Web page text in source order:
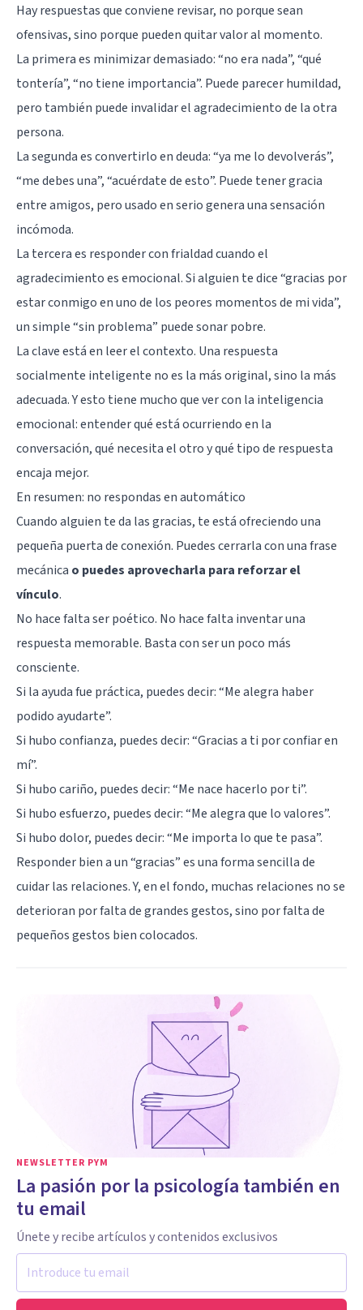
Hay respuestas que conviene revisar, no porque sean
ofensivas, sino porque pueden quitar valor al momento.
La primera es minimizar demasiado: “no era nada”, “qué
tontería”, “no tiene importancia”. Puede parecer humildad,
pero también puede invalidar el agradecimiento de la otra
persona.
La segunda es convertirlo en deuda: “ya me lo devolverás”,
“me debes una”, “acuérdate de esto”. Puede tener gracia
entre amigos, pero usado en serio genera una sensación
incómoda.
La tercera es responder con frialdad cuando el
agradecimiento es emocional. Si alguien te dice “gracias por
estar conmigo en uno de los peores momentos de mi vida”,
un simple “sin problema” puede sonar pobre.
La clave está en leer el contexto. Una respuesta
socialmente inteligente no es la más original, sino la más
adecuada. Y esto tiene mucho que ver con la inteligencia
emocional: entender qué está ocurriendo en la
conversación, qué necesita el otro y qué tipo de respuesta
encaja mejor.
En resumen: no respondas en automático
Cuando alguien te da las gracias, te está ofreciendo una
pequeña puerta de conexión. Puedes cerrarla con una frase
mecánica o puedes aprovecharla para reforzar el
vínculo.
No hace falta ser poético. No hace falta inventar una
respuesta memorable. Basta con ser un poco más
consciente.
Si la ayuda fue práctica, puedes decir: “Me alegra haber
podido ayudarte”.
Si hubo confianza, puedes decir: “Gracias a ti por confiar en
mí”.
Si hubo cariño, puedes decir: “Me nace hacerlo por ti”.
Si hubo esfuerzo, puedes decir: “Me alegra que lo valores”.
Si hubo dolor, puedes decir: “Me importa lo que te pasa”.
Responder bien a un “gracias” es una forma sencilla de
cuidar las relaciones. Y, en el fondo, muchas relaciones no se
deterioran por falta de grandes gestos, sino por falta de
pequeños gestos bien colocados.
NEWSLETTER PYM
La pasión por la psicología también en
tu email
Únete y recibe artículos y contenidos exclusivos